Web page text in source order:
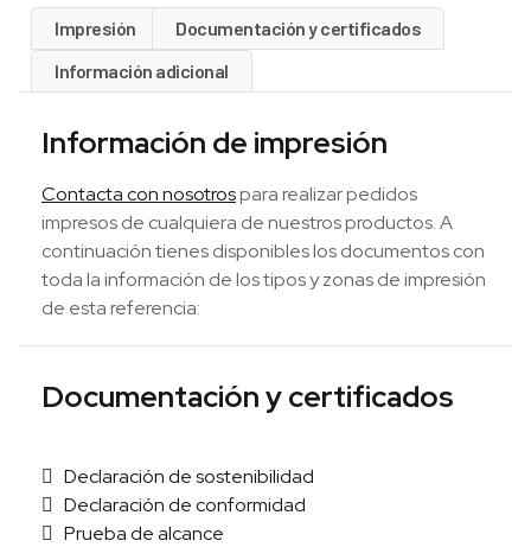
Impresión
Documentación y certificados
Información adicional
Información de impresión
Contacta con nosotrospara realizar pedidos
impresos de cualquiera de nuestros productos. A
continuación tienes disponibles los documentos con
toda la información de los tipos y zonas de impresión
de esta referencia:
Documentación y certificados
Declaración de sostenibilidad
Declaración de conformidad
Prueba de alcance